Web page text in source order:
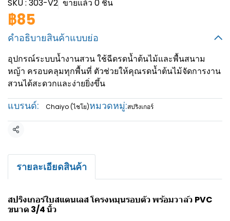
SKU : 303-V2 ขายแล้ว 0 ชิ้น
฿85
คำอธิบายสินค้าแบบย่อ
อุปกรณ์ระบบน้ำงานสวน ใช้ฉีดรดน้ำต้นไม้และพื้นสนาม
หญ้า ครอบคลุมทุกพื้นที่ ตัวช่วยให้คุณรดน้ำต้นไม้จัดการงาน
สวนได้สะดวกและง่ายยิ่งขึ้น
แบรนด์: Chaiyo (ไชโย)หมวดหมู่:สปริงเกอร์
แชร์
รายละเอียดสินค้า
สปริงเกอร์ใบสแตนเลส โครงหมุนรอบตัว พร้อมวาล์ว PVC
ขนาด 3/4 นิ้ว